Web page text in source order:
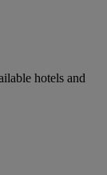
hotels and